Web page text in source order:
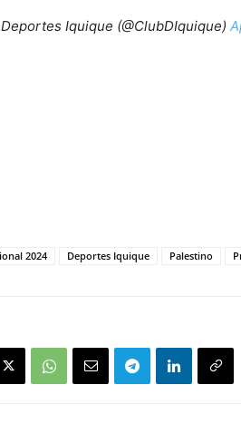
Iquique (@ClubDIquique)
2024 Deportes Iquique Palestino